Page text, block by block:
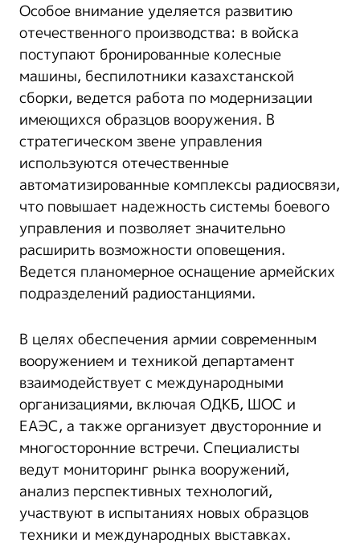
Особое внимание уделяется развитию
отечественного производства: в войска
поступают бронированные колесные
машины, беспилотники казахстанской
сборки, ведется работа по модернизации
имеющихся образцов вооружения. В
стратегическом звене управления
используются отечественные
автоматизированные комплексы радиосвязи,
что повышает надежность системы боевого
управления и позволяет значительно
расширить возможности оповещения.
Ведется планомерное оснащение армейских
подразделений радиостанциями.
В целях обеспечения армии современным
вооружением и техникой департамент
взаимодействует с международными
организациями, включая ОДКБ, ШОС и
ЕАЭС, а также организует двусторонние и
многосторонние встречи. Специалисты
ведут мониторинг рынка вооружений,
анализ перспективных технологий,
участвуют в испытаниях новых образцов
техники и международных выставках.